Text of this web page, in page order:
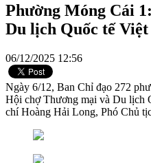
Phường Móng Cái
Du lịch Quốc tế
06/12/2025 12:56
Ngày 6/12, Ban Chỉ đạo 272
Hội chợ Thương mại và Du lịch
chí Hoàng Hải Long, Phó Chủ